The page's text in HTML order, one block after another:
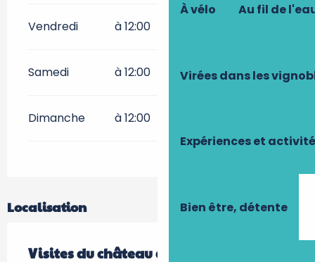
À vélo Au fil de
Virées dans les
Expériences et
Bien être, détente
Vendredi à 12:00
Samedi à 12:00
Dimanche à 12:00
Localisation
Visites du château de La Motte-